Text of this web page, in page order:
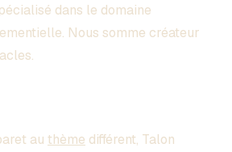
dans le domaine
Nous somme créateur
au thème différent, Talon